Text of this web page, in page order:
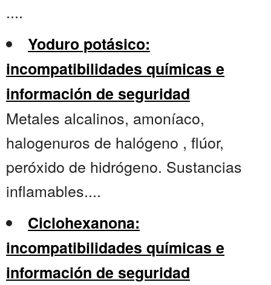
....
Yoduro potásico:
incompatibilidades químicas e
información de seguridad
Metales alcalinos, amoníaco,
halogenuros de halógeno , flúor,
peróxido de hidrógeno. Sustancias
inflamables....
Ciclohexanona:
incompatibilidades químicas e
información de seguridad